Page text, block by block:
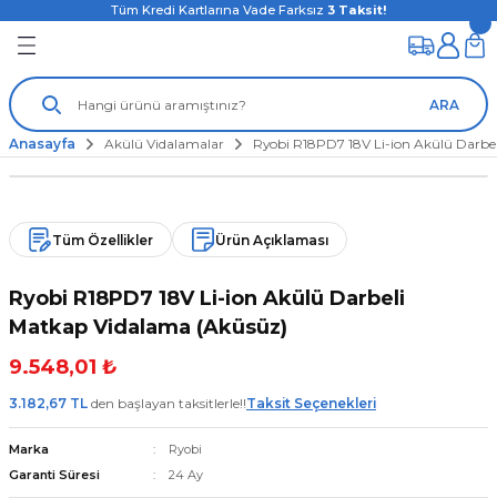
Tüm Kredi Kartlarına Vade Farksız 3 Taksit!
ARA
Anasayfa Akülü Vidalamalar Ryobi R18PD7 18V Li-ion Akülü
Tüm Özellikler Ürün Açıklaması
Ryobi R18PD7 18V Li-ion Akülü Darbeli
Matkap Vidalama (Aküsüz)
9.548,01 ₺
3.182,67 TL den başlayan taksitlerle!!Taksit Seçenekleri
Marka
Ryobi
Garanti Süresi
24 Ay